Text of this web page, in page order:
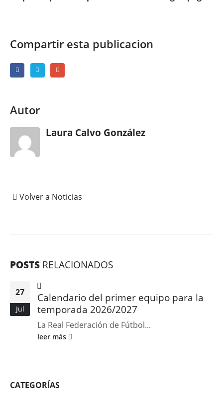
Compartir esta publicacion
Autor
Laura Calvo González
Volver a Noticias
POSTS RELACIONADOS
27
Jul
Calendario del primer equipo para la
temporada 2026/2027
La Real Federación de Fútbol...
leer más
CATEGORÍAS